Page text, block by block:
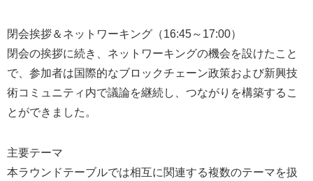
閉会挨拶＆ネットワーキング（16:45～17:00）
閉会の挨拶に続き、ネットワーキングの機会を設けたこと
で、参加者は国際的なブロックチェーン政策および新興技
術コミュニティ内で議論を継続し、つながりを構築するこ
とができました。
主要テーマ
本ラウンドテーブルでは相互に関連する複数のテーマを扱